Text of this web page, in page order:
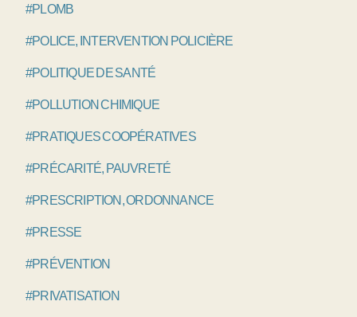
#PLOMB
#POLICE, INTERVENTION POLICIÈRE
#POLITIQUE DE SANTÉ
#POLLUTION CHIMIQUE
#PRATIQUES COOPÉRATIVES
#PRÉCARITÉ, PAUVRETÉ
#PRESCRIPTION, ORDONNANCE
#PRESSE
#PRÉVENTION
#PRIVATISATION